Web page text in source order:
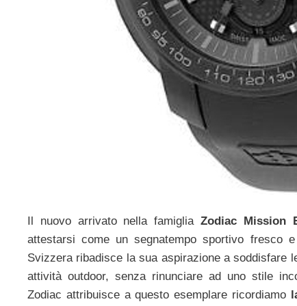
Il nuovo arrivato nella famigliaZodiac Mission
attestarsi come un segnatempo sportivo fresco
Svizzera ribadisce la sua aspirazione a soddisfare
attività outdoor, senza rinunciare ad uno stile
Zodiac attribuisce a questo esemplare ricordiamo